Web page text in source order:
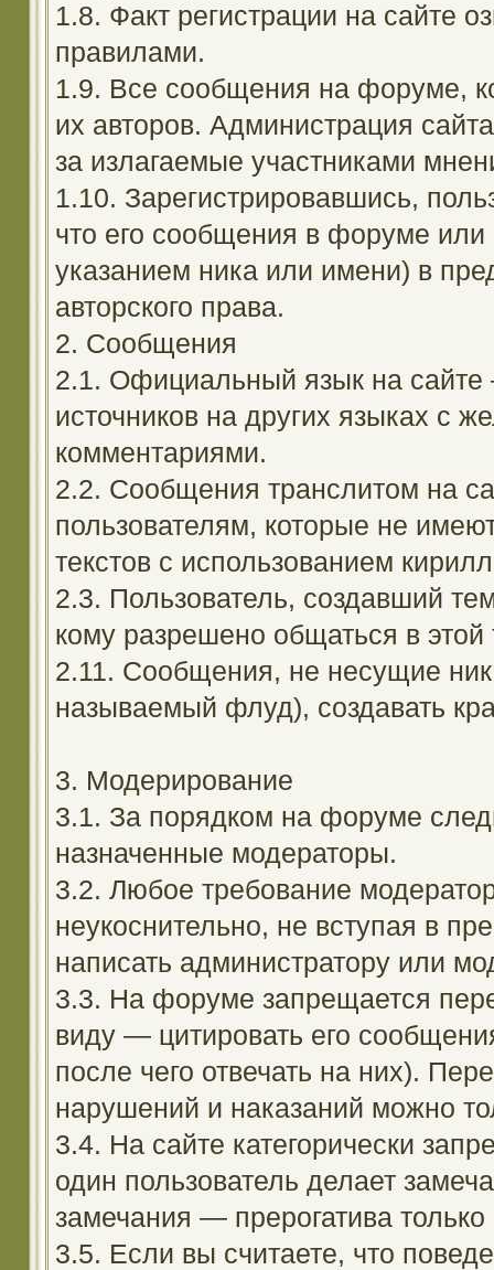
1.8. Факт регистрации на сайте
правилами.
1.9. Все сообщения на форуме,
их авторов. Администрация
за излагаемые участниками
1.10. Зарегистрировавшись,
что его сообщения в форуме или
указанием ника или имени) в
авторского права.
2. Сообщения
2.1. Официальный язык на сайте
источников на других языках с
комментариями.
2.2. Сообщения транслитом на
пользователям, которые не
текстов с использованием
2.3. Пользователь, создавший
кому разрешено общаться в
2.11. Сообщения, не несущие
называемый флуд), создавать
3. Модерирование
3.1. За порядком на форуме
назначенные модераторы.
3.2. Любое требование
неукоснительно, не вступая в
написать администратору или
3.3. На форуме запрещается
виду — цитировать его
после чего отвечать на них).
нарушений и наказаний можно
3.4. На сайте категорически
один пользователь делает
замечания — прерогатива
3.5. Если вы считаете, что